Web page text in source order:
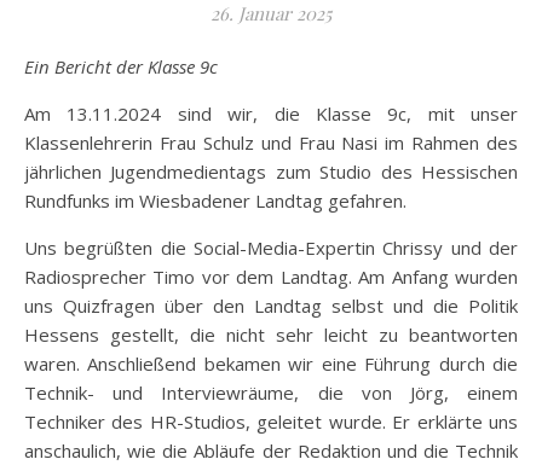
26. Januar 2025
Ein Bericht der Klasse 9c
Am 13.11.2024 sind wir, die Klasse 9c, mit unser
Klassenlehrerin Frau Schulz und Frau Nasi im Rahmen des
jährlichen Jugendmedientags zum Studio des Hessischen
Rundfunks im Wiesbadener Landtag gefahren.
Uns begrüßten die Social-Media-Expertin Chrissy und der
Radiosprecher Timo vor dem Landtag. Am Anfang wurden
uns Quizfragen über den Landtag selbst und die Politik
Hessens gestellt, die nicht sehr leicht zu beantworten
waren. Anschließend bekamen wir eine Führung durch die
Technik- und Interviewräume, die von Jörg, einem
Techniker des HR-Studios, geleitet wurde. Er erklärte uns
anschaulich, wie die Abläufe der Redaktion und die Technik